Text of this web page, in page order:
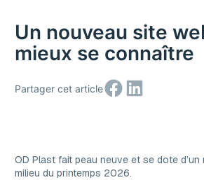
Un nouveau site
mieux se connaître
Partager cet articlePartager sur Facebook
Partager sur LinkedIn
OD Plast fait peau neuve et se dote
milieu du printemps 2026.